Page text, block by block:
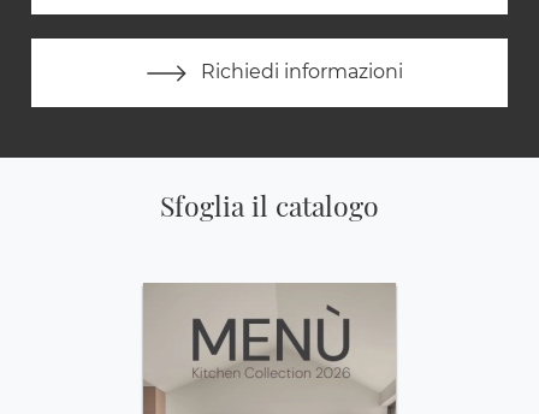
Richiedi informazioni
Sfoglia il catalogo